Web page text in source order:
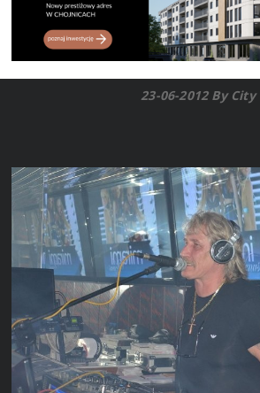
23-06-2012 By City